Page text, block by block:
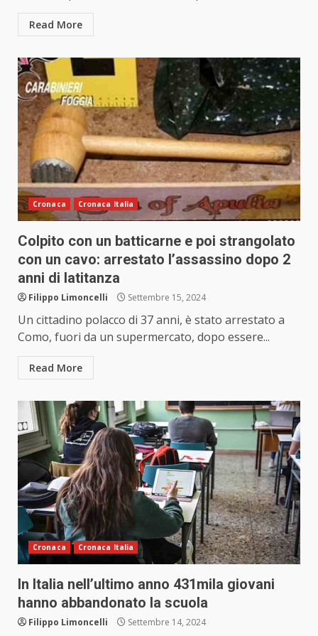
Read More
Cronaca Cronaca Italia
Colpito con un batticarne e poi strangolato
con un cavo: arrestato l’assassino dopo 2
anni di latitanza
Filippo Limoncelli Settembre 15, 2024
Un cittadino polacco di 37 anni, è stato arrestato a
Como, fuori da un supermercato, dopo essere...
Read More
Cronaca Cronaca Italia
In Italia nell’ultimo anno 431mila giovani
hanno abbandonato la scuola
Filippo Limoncelli Settembre 14, 2024